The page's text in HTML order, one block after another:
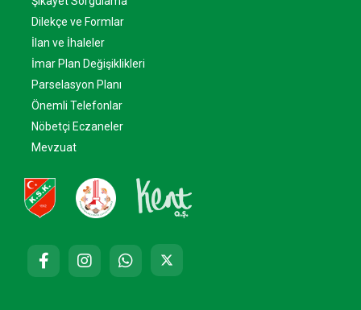
Dilekçe ve Formlar
İlan ve İhaleler
İmar Plan Değişiklikleri
Parselasyon Planı
Önemli Telefonlar
Nöbetçi Eczaneler
Mevzuat